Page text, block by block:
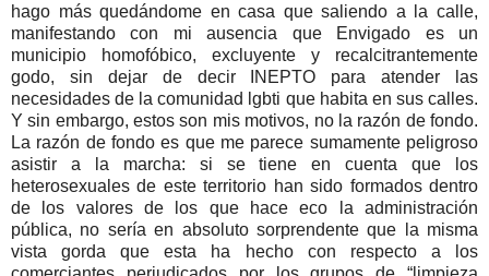
hago más quedándome en casa que saliendo a la calle,
manifestando con mi ausencia que Envigado es un
municipio homofóbico, excluyente y recalcitrantemente
godo, sin dejar de decir INEPTO para atender las
necesidades de la comunidad lgbti que habita en sus calles.
Y sin embargo, estos son mis motivos, no la razón de fondo.
La razón de fondo es que me parece sumamente peligroso
asistir a la marcha: si se tiene en cuenta que los
heterosexuales de este territorio han sido formados dentro
de los valores de los que hace eco la administración
pública, no sería en absoluto sorprendente que la misma
vista gorda que esta ha hecho con respecto a los